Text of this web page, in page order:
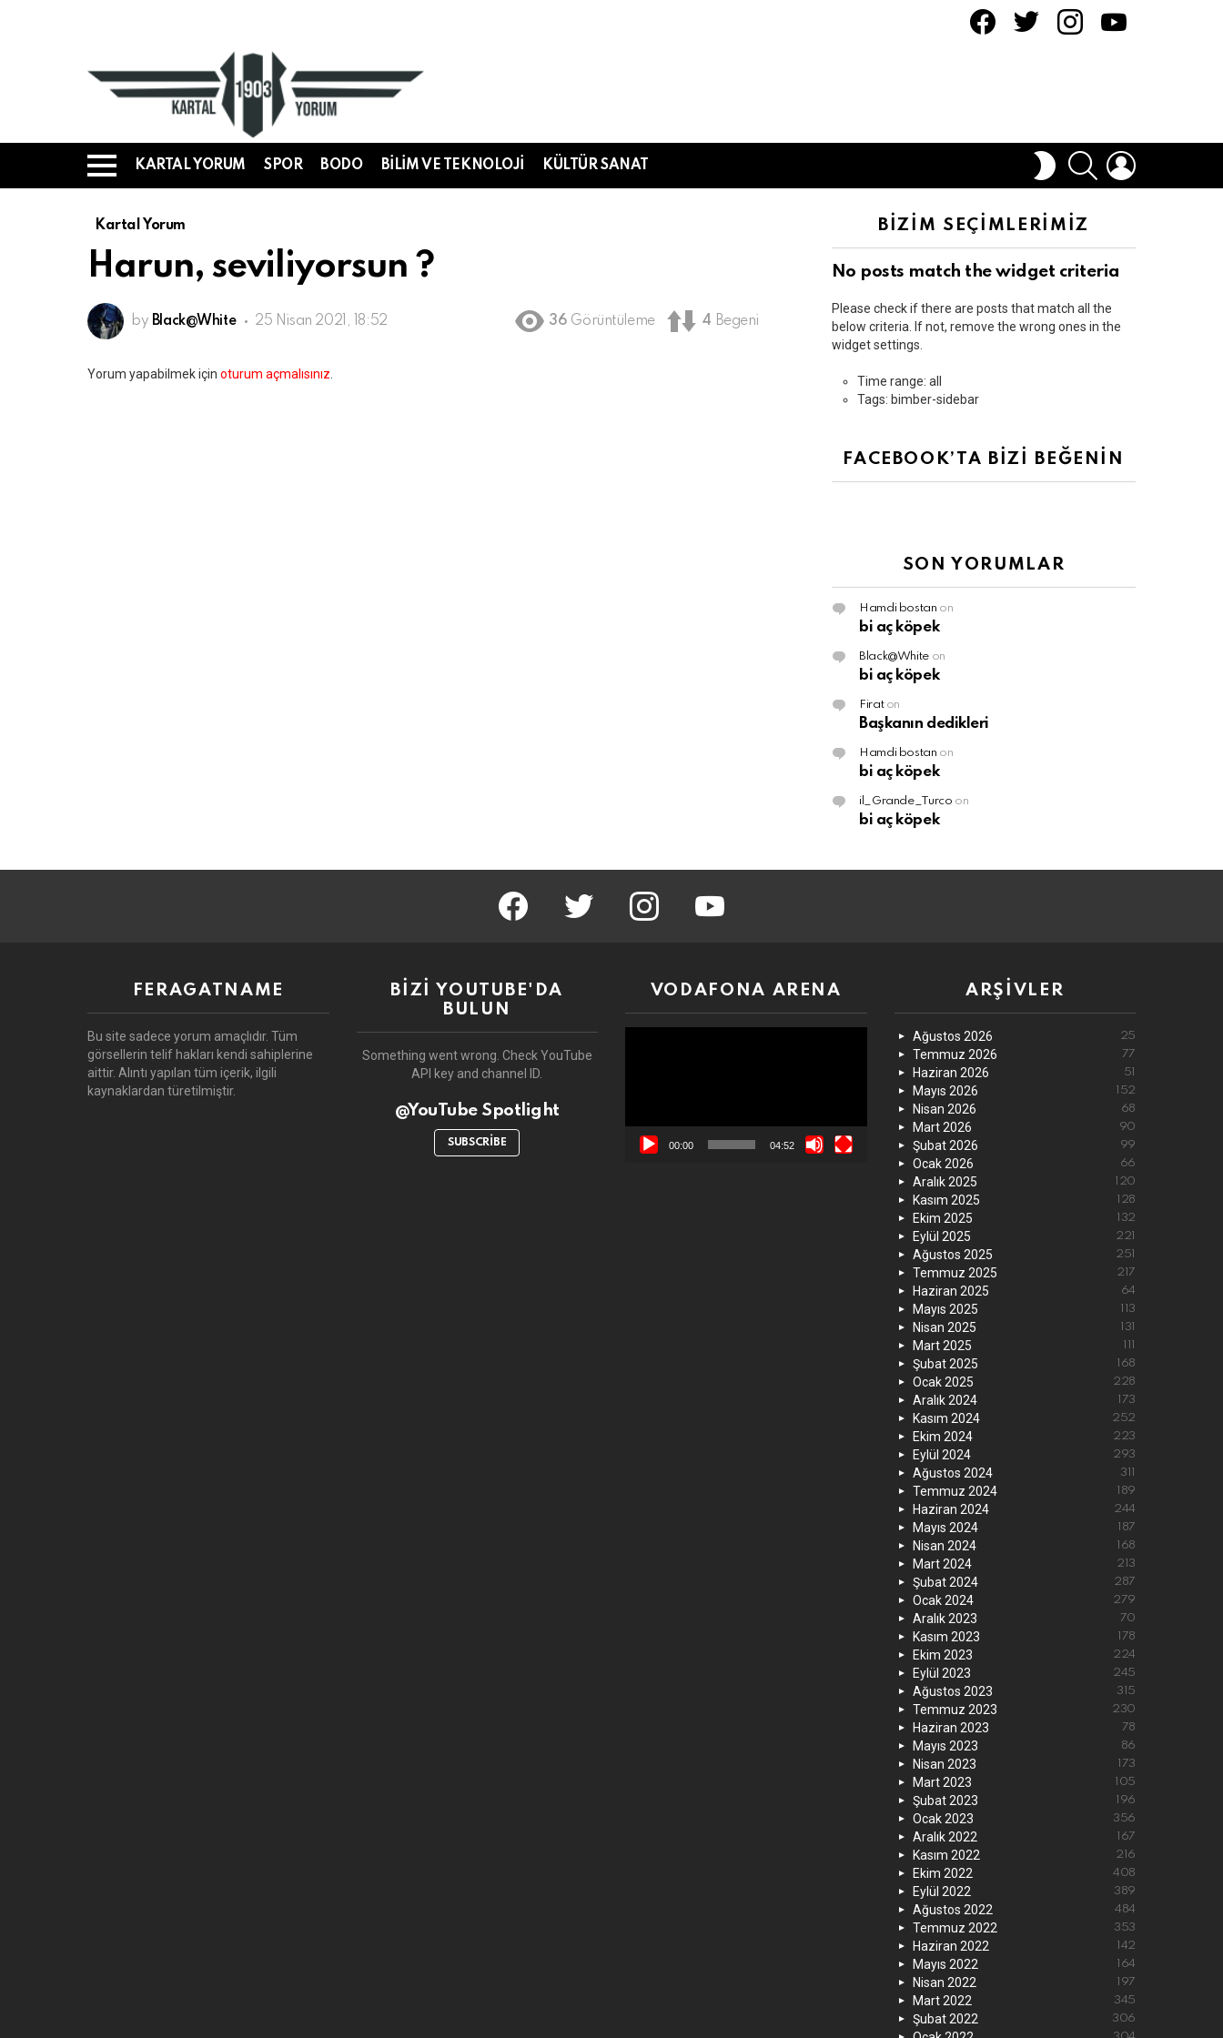
Menü
KARTAL YORUM SPOR BODO BILIM VE TEKNOLOJI KÜLTÜR SANAT
DIŞ
GÖRÜNÜMÜ
ARAMA
AÇ
Kartal Yorum
Harun, seviliyorsun ?
by Black@White 25 Nisan 2021, 18:52 36 Görüntüleme 4 Begeni
Bir
Yorum yapabilmek için oturum açmalısınız
BİZİM SEÇİMLERİMİZ
No posts match the widget criteria
Please check if there are posts that match all the
below criteria. If not, remove the wrong ones in the
widget settings.
Time range: all
Tags: bimber-sidebar
FACEBOOK’TA BİZİ BEĞENİN
SON YORUMLAR
Hamdi bostan on
bi aç köpek
Black@White on
bi aç köpek
Firaton
Başkanın dedikleri
Hamdi bostan on
bi aç köpek
il_Grande_Turco on
bi aç köpek
facebook twitter instagram youtube
FERAGATNAME
Bu site sadece yorum amaçlıdır. Tüm
görsellerin telif hakları kendi sahiplerine
aittir. Alıntı yapılan tüm içerik, ilgili
kaynaklardan türetilmiştir.
BİZİ YOUTUBE'DA
BULUN
Something went wrong. Check YouTube
API key and channel ID.
@YouTube Spotlight
SUBSCRIBE
VODAFONA ARENA
00:00 04:52
ARŞIVLER
Ağustos 2026 25
Temmuz 2026 77
Haziran 2026 51
Mayıs 2026 152
Nisan 2026 68
Mart 2026 90
Şubat 2026 99
Ocak 2026 66
Aralık 2025 120
Kasım 2025 128
Ekim 2025 132
Eylül 2025 221
Ağustos 2025 251
Temmuz 2025 217
Haziran 2025 64
Mayıs 2025 113
Nisan 2025 131
Mart 2025 111
Şubat 2025 168
Ocak 2025 228
Aralık 2024 173
Kasım 2024 252
Ekim 2024 223
Eylül 2024 293
Ağustos 2024 311
Temmuz 2024 189
Haziran 2024 244
Mayıs 2024 187
Nisan 2024 168
Mart 2024 213
Şubat 2024 287
Ocak 2024 279
Aralık 2023 70
Kasım 2023 178
Ekim 2023 224
Eylül 2023 245
Ağustos 2023 315
Temmuz 2023 230
Haziran 2023 78
Mayıs 2023 86
Nisan 2023 173
Mart 2023 105
Şubat 2023 196
Ocak 2023 356
Aralık 2022 167
Kasım 2022 216
Ekim 2022 408
Eylül 2022 389
Ağustos 2022 484
Temmuz 2022 353
Haziran 2022 142
Mayıs 2022 164
Nisan 2022 197
Mart 2022 345
Şubat 2022 306